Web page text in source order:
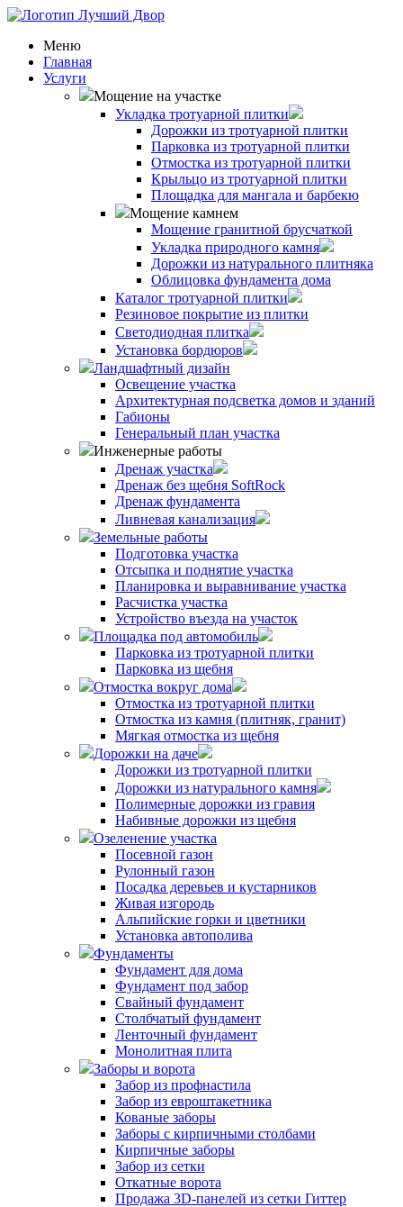
Меню
Главная
Услуги
Мощение на участке
Укладка тротуарной плитки
Дорожки из тротуарной плитки
Парковка из тротуарной плитки
Отмостка из тротуарной плитки
Крыльцо из тротуарной плитки
Площадка для мангала и барбекю
Мощение камнем
Мощение гранитной брусчаткой
Укладка природного камня
Дорожки из натурального плитняка
Облицовка фундамента дома
Каталог тротуарной плитки
Резиновое покрытие из плитки
Светодиодная плитка
Установка бордюров
Ландшафтный дизайн
Освещение участка
Архитектурная подсветка домов и зданий
Габионы
Генеральный план участка
Инженерные работы
Дренаж участка
Дренаж без щебня SoftRock
Дренаж фундамента
Ливневая канализация
Земельные работы
Подготовка участка
Отсыпка и поднятие участка
Планировка и выравнивание участка
Расчистка участка
Устройство въезда на участок
Площадка под автомобиль
Парковка из тротуарной плитки
Парковка из щебня
Отмостка вокруг дома
Отмостка из тротуарной плитки
Отмостка из камня (плитняк, гранит)
Мягкая отмостка из щебня
Дорожки на даче
Дорожки из тротуарной плитки
Дорожки из натурального камня
Полимерные дорожки из гравия
Набивные дорожки из щебня
Озеленение участка
Посевной газон
Рулонный газон
Посадка деревьев и кустарников
Живая изгородь
Альпийские горки и цветники
Установка автополива
Фундаменты
Фундамент для дома
Фундамент под забор
Свайный фундамент
Столбчатый фундамент
Ленточный фундамент
Монолитная плита
Заборы и ворота
Забор из профнастила
Забор из евроштакетника
Кованые заборы
Заборы с кирпичными столбами
Кирпичные заборы
Забор из сетки
Откатные ворота
Продажа 3D-панелей из сетки Гиттер